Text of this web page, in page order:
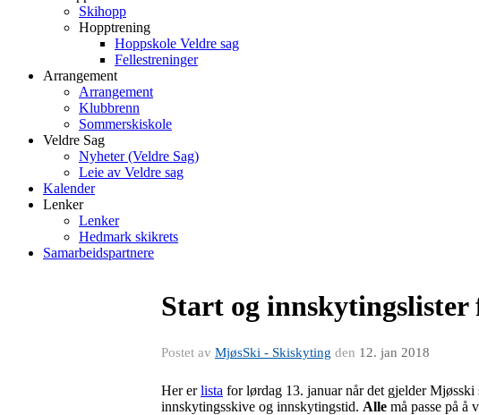
Skihopp
Hopptrening
Hoppskole Veldre sag
Fellestreninger
Arrangement
Arrangement
Klubbrenn
Sommerskiskole
Veldre Sag
Nyheter (Veldre Sag)
Leie av Veldre sag
Kalender
Lenker
Lenker
Hedmark skikrets
Samarbeidspartnere
Start og
Postet av MjøsSki - Skiskyting den 12. jan 2018
Her erlista for lørdag 13. januar når det gjelder
innskytingsskive og innskytingstid. Alle må passe på å